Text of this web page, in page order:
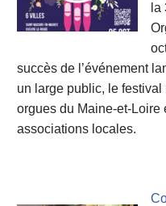
la
succès de l’événement
un large public, le festival
orgues du Maine-et-
associations locales.